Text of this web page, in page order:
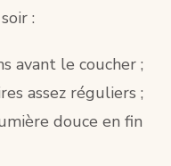
:
avant le coucher ;
assez réguliers ;
douce en fin